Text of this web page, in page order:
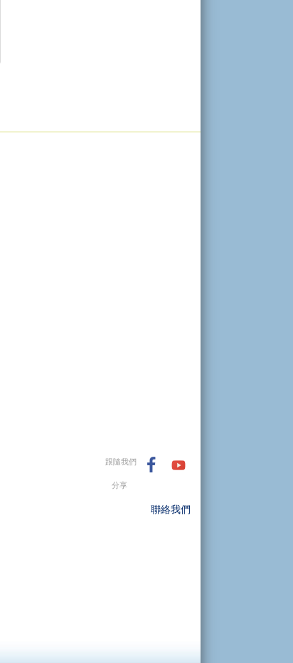
跟隨我們
分享
聯絡我們